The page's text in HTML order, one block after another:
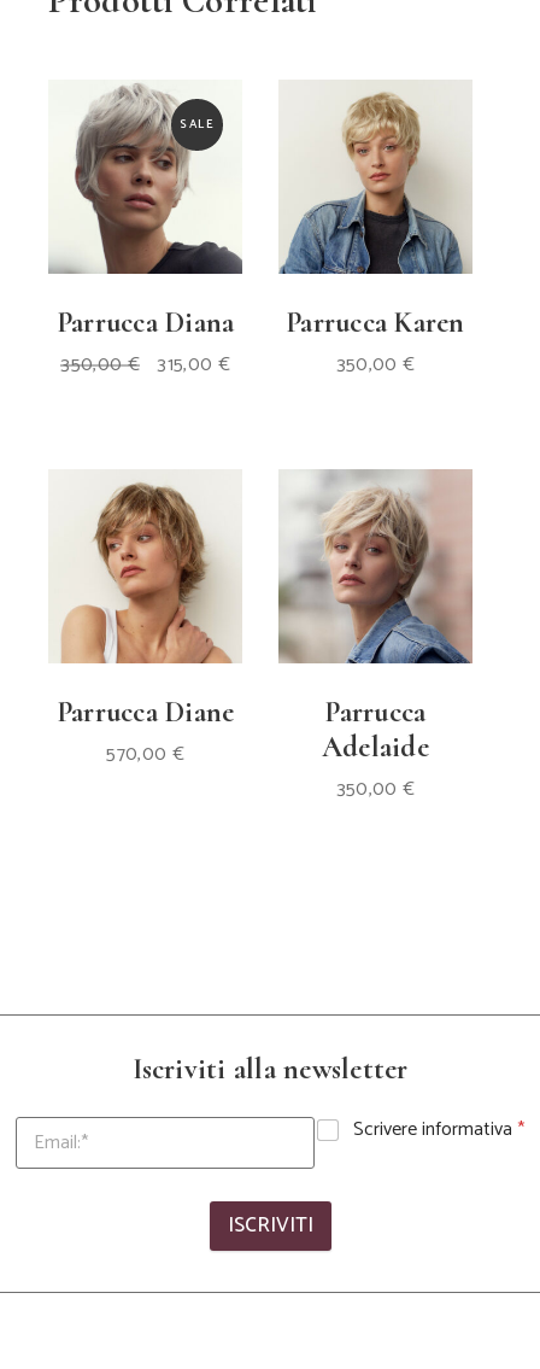
SALE
Parrucca Diana
350,00€ Il
prezzo
315,00 €Il
prezzo
Parrucca Karen
350,00 €
Parrucca Diane
570,00 €
Parrucca
Adelaide
350,00 €
Scrivere informativa *
ISCRIVITI
Iscriviti alla newsletter